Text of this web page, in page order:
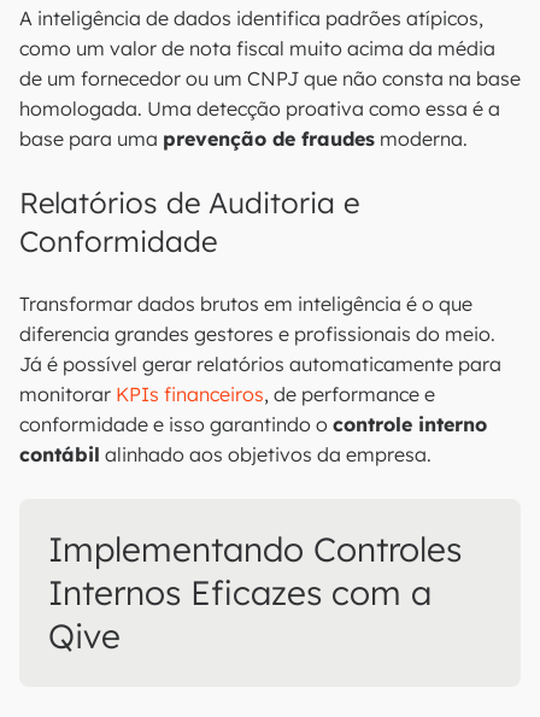
A inteligência de dados identifica padrões atípicos,
como um valor de nota fiscal muito acima da média
de um fornecedor ou um CNPJ que não consta na base
homologada. Uma detecção proativa como essa é a
base para uma prevenção de fraudes moderna.
Relatórios de Auditoria e
Conformidade
Transformar dados brutos em inteligência é o que
diferencia grandes gestores e profissionais do meio.
Já é possível gerar relatórios automaticamente para
monitorar KPIs financeiros, de performance e
conformidade e isso garantindo o controle interno
contábil alinhado aos objetivos da empresa.
Implementando Controles
Internos Eficazes com a
Qive